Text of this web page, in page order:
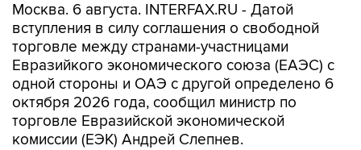
Москва. 6 августа. INTERFAX.RU - Датой
вступления в силу соглашения о свободной
торговле между странами-участницами
Евразийкого экономического союза (ЕАЭС) с
одной стороны и ОАЭ с другой определено 6
октября 2026 года, сообщил министр по
торговле Евразийской экономической
комиссии (ЕЭК) Андрей Слепнев.